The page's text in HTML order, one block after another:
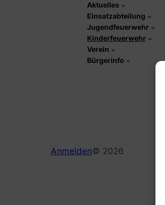
Aktuelles
Einsatzabteilung
Jugendfeuerwehr
Kinderfeuerwehr
Verein
Bürgerinfo
Anmelden© 2026